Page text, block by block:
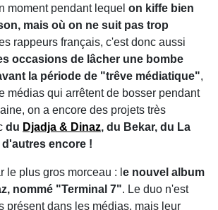
moment pendant lequel on kiffe bien
mais où on ne suit pas trop
rappeurs français, c'est donc aussi
occasions de lâcher une bombe
la période de "trêve médiatique",
médias qui arrêtent de bosser pendant
on a encore des projets très
du Djadja & Dinaz, du Bekar, du La
d'autres encore !
le plus gros morceau : l e nouvel album
nommé "Terminal 7". Le duo n'est
présent dans les médias, mais leur